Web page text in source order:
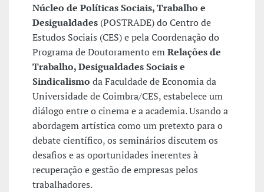
Núcleo de Políticas Sociais, Trabalho e
Desigualdades (POSTRADE) do Centro de
Estudos Sociais (CES) e pela Coordenação do
Programa de Doutoramento emRelações de
Trabalho, Desigualdades Sociais e
Sindicalismo da Faculdade de Economia da
Universidade de Coimbra/CES, estabelece um
diálogo entre o cinema e a academia. Usando a
abordagem artística como um pretexto para o
debate científico, os seminários discutem os
desafios e as oportunidades inerentes à
recuperação e gestão de empresas pelos
trabalhadores.